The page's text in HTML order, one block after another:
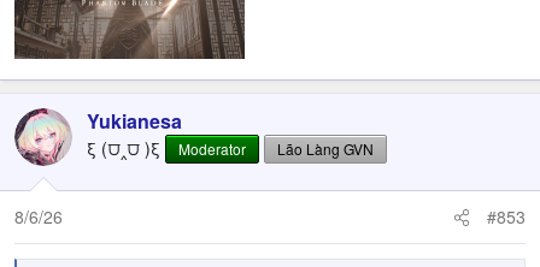
Yukianesa
ξ (⩌‸⩌ )ξ Moderator Lão Làng GVN
8/6/26 #853